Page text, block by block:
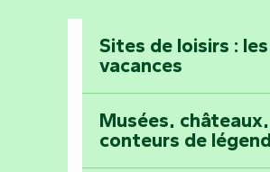
Maillezais
Montez au
Tout l'agenda
Sites de loisirs :
vacances
Musées,
conteurs de